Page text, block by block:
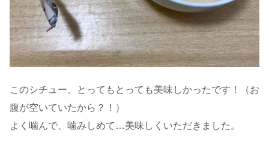
このシチュー、とってもとっても美味しかったです！（お
腹が空いていたから？！）
よく噛んで、噛みしめて…美味しくいただきました。